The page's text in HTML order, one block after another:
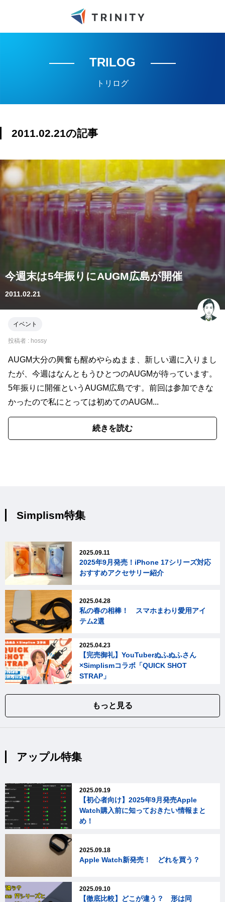
TRILOG
トリログ
2011.02.21の記事
今週末は5年振りにAUGM広島が開催
2011.02.21
イベント
投稿者 : hossy
AUGM大分の興奮も醒めやらぬまま、新しい週に入りまし
たが、今週はなんともうひとつのAUGMが待っています。
5年振りに開催というAUGM広島です。前回は参加できな
かったので私にとっては初めてのAUGM...
続きを読む
Simplism特集
2025.09.11
2025年9月発売！iPhone 17シリーズ対応
おすすめアクセサリー紹介
2025.04.28
私の春の相棒！ スマホまわり愛用アイ
テム2選
2025.04.23
【完売御礼】YouTuberぬふぬふさん
×Simplismコラボ「QUICK SHOT
STRAP」
もっと見る
アップル特集
2025.09.19
【初心者向け】2025年9月発売Apple
Watch購入前に知っておきたい情報まと
め！
2025.09.18
Apple Watch新発売！ どれを買う？
2025.09.10
【徹底比較】どこが違う？ 形は同